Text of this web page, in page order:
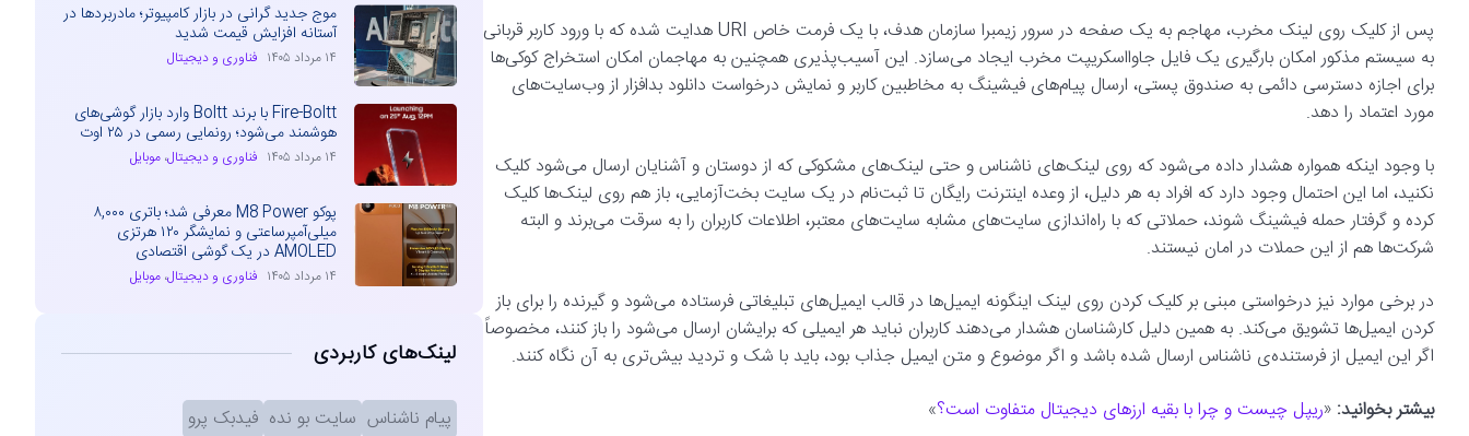
پس از کلیک روی لینک مخرب، مهاجم به یک صفحه در سرور زیمبرا سازمان هدف، با یک فرمت خاص URI هدایت‌ شده که با ورود کاربر قربانی
به سیستم مذکور امکان بارگیری یک فایل جاوااسکریپت مخرب ایجاد می‌سازد. این آسیب‌پذیری همچنین به مهاجمان امکان استخراج کوکی‌ها
برای اجازه دسترسی دائمی به صندوق پستی، ارسال پیام‌های فیشینگ به مخاطبین کاربر و نمایش درخواست دانلود بدافزار از وب‌سایت‌های
مورد اعتماد را دهد.
با وجود اینکه همواره هشدار داده می‌شود که روی لینک‌های ناشناس و حتی لینک‌های مشکوکی که از دوستان و آشنایان ارسال می‌شود کلیک
نکنید، اما این احتمال وجود دارد که افراد به هر دلیل، از وعده اینترنت رایگان تا ثبت‌نام در یک سایت بخت‌آزمایی، باز هم روی لینک‌ها کلیک
کرده و گرفتار حمله فیشینگ شوند، حملاتی که با راه‌اندازی سایت‌های مشابه سایت‌های معتبر، اطلاعات کاربران را به سرقت می‌برند و البته
شرکت‌ها هم از این حملات در امان نیستند.
در برخی موارد نیز درخواستی مبنی بر کلیک کردن روی لینک اینگونه ایمیل‌ها در قالب ایمیل‌های تبلیغاتی فرستاده می‌شود و گیرنده را برای باز
کردن ایمیل‌ها تشویق می‌کند. به همین دلیل کارشناسان هشدار می‌دهند کاربران نباید هر ایمیلی که برایشان ارسال می‌شود را باز کنند، مخصوصاً
اگر این ایمیل از فرستنده‌ی ناشناس ارسال شده باشد و اگر موضوع و متن ایمیل جذاب بود، باید با شک و تردید بیش‌تری به آن نگاه کنند.
بیشتر بخوانید: «ریپل چیست و چرا با بقیه ارزهای دیجیتال متفاوت است؟»
موج جدید گرانی در بازار کامپیوتر؛ مادربردها در
آستانه افزایش قیمت شدید
۱۴ مرداد ۱۴۰۵ فناوری و دیجیتال
Fire-Boltt با برند Boltt وارد بازار گوشی‌های
هوشمند می‌شود؛ رونمایی رسمی در ۲۵ اوت
۱۴ مرداد ۱۴۰۵ فناوری و دیجیتال،موبایل
پوکو M8 Power معرفی شد؛ باتری ۸,۰۰۰
میلی‌آمپرساعتی و نمایشگر ۱۲۰ هرتزی
AMOLED در یک گوشی اقتصادی
۱۴ مرداد ۱۴۰۵ فناوری و دیجیتال،موبایل
لینک‌های کاربردی
پیام ناشناس سایت بو نده فیدبک پرو